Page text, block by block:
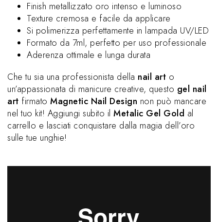
Finish metallizzato oro intenso e luminoso
Texture cremosa e facile da applicare
Si polimerizza perfettamente in lampada UV/LED
Formato da 7ml, perfetto per uso professionale
Aderenza ottimale e lunga durata
Che tu sia una professionista della nail art o
un’appassionata di manicure creative, questo gel nail
art firmato Magnetic Nail Design non può mancare
nel tuo kit! Aggiungi subito il Metalic Gel Gold al
carrello e lasciati conquistare dalla magia dell’oro
sulle tue unghie!